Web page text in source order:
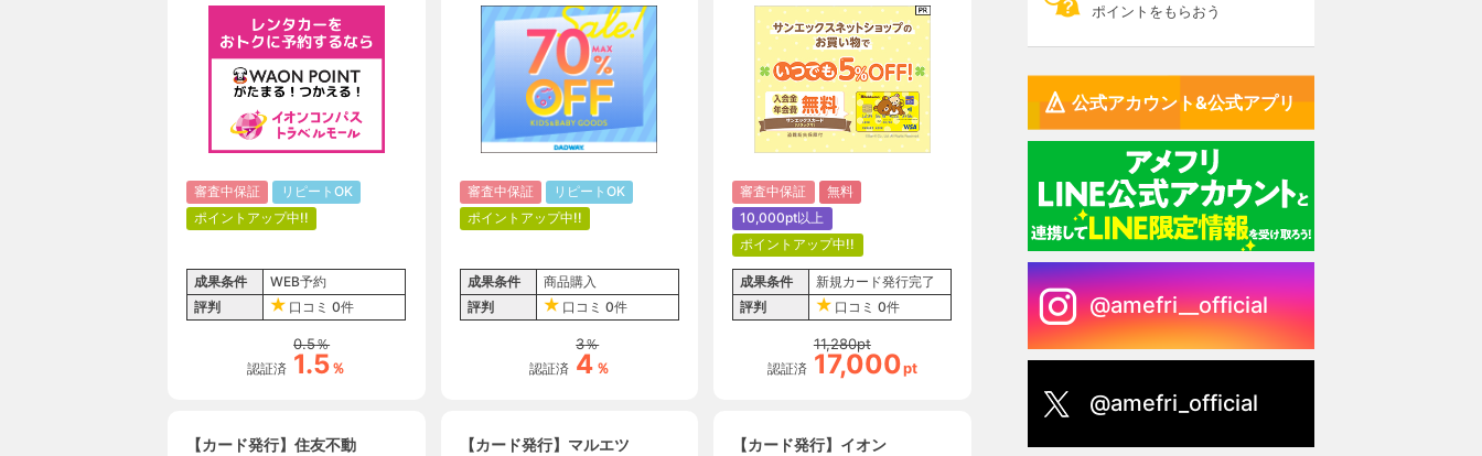
審査中保証
リピートOK
ポイントアップ中!!
成果条件
WEB予約
評判
口コミ 0件
認証済
0.5％
1.5％
審査中保証
リピートOK
ポイントアップ中!!
成果条件
商品購入
評判
口コミ 0件
認証済
3％
4 ％
審査中保証
無料
10,000pt以上
ポイントアップ中!!
成果条件
新規カード発行完了
評判
口コミ 0件
認証済
11,280pt
17,000pt
【カード発行】住友不動
【カード発行】マルエツ
【カード発行】イオン
ポイントをもらおう
公式アカウント&公式アプリ
@amefri__official
@amefri_official